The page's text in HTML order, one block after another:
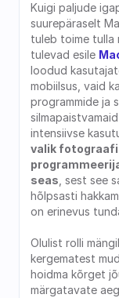
Kuigi paljude
suurepäraselt
tuleb toime tulla
tulevad esile
loodud
mobiilsus, vaid
programmide ja
intensiivse
valik
seas , sest see
hõlpsasti
on erinevus
Olulist rolli
kergematest
hoidma kõrget
märgatavate